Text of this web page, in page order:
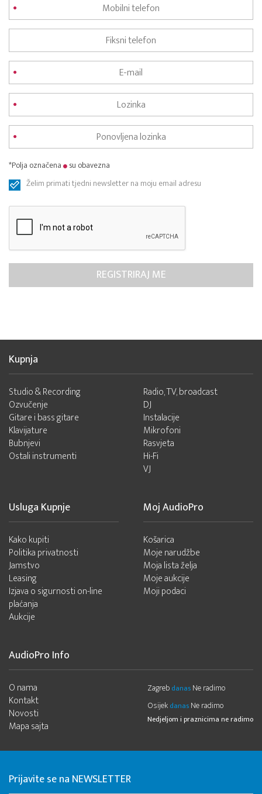
*Polja označena
su obavezna
Želim primati tjedni newsletter na moju email adresu
Kupnja
Studio & Recording
Ozvučenje
Gitare i bass gitare
Klavijature
Bubnjevi
Ostali instrumenti
Radio, TV, broadcast
DJ
Instalacije
Mikrofoni
Rasvjeta
Hi-Fi
VJ
Usluga Kupnje
Kako kupiti
Politika privatnosti
Jamstvo
Leasing
Izjava o sigurnosti on-line
plaćanja
Aukcije
Moj AudioPro
Košarica
Moje narudžbe
Moja lista želja
Moje aukcije
Moji podaci
AudioPro Info
O nama
Kontakt
Novosti
Mapa sajta
Zagreb danas Ne radimo
Osijek danas Ne radimo
Nedjeljom i praznicima ne radimo
Prijavite se na NEWSLETTER